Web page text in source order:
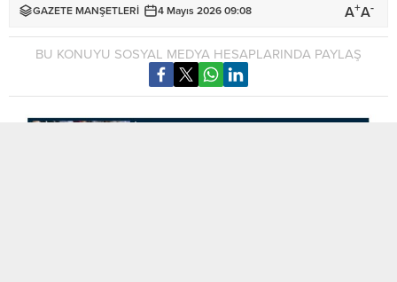
GAZETE MANŞETLERİ 4 Mayıs 2026 09:08 A+A-
BU KONUYU SOSYAL MEDYA HESAPLARINDA PAYLAŞ